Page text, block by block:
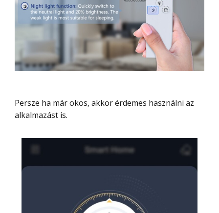
Persze ha már okos, akkor érdemes használni az
alkalmazást is.